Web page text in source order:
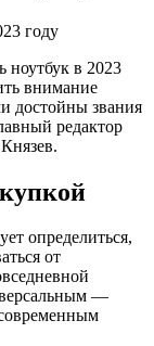
в 2023
внимание
достойны звания
редактор
определиться,
от
—